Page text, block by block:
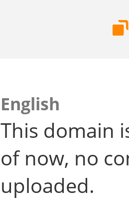
English
This domain
of now, no
uploaded.